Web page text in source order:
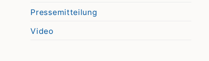
Pressemitteilung
Video